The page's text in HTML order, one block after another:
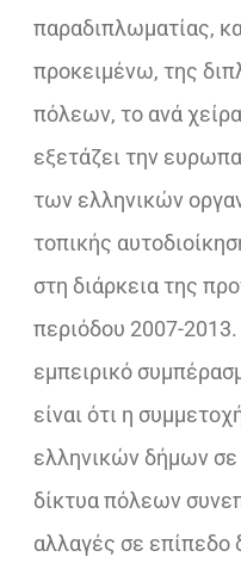
παραδιπλωματίας,
προκειμένω, της
πόλεων, το ανά
εξετάζει την
των ελληνικών
τοπικής
στη διάρκεια της
περιόδου 2007-
εμπειρικό
είναι ότι η
ελληνικών δήμων
δίκτυα πόλεων
αλλαγές σε επίπεδο